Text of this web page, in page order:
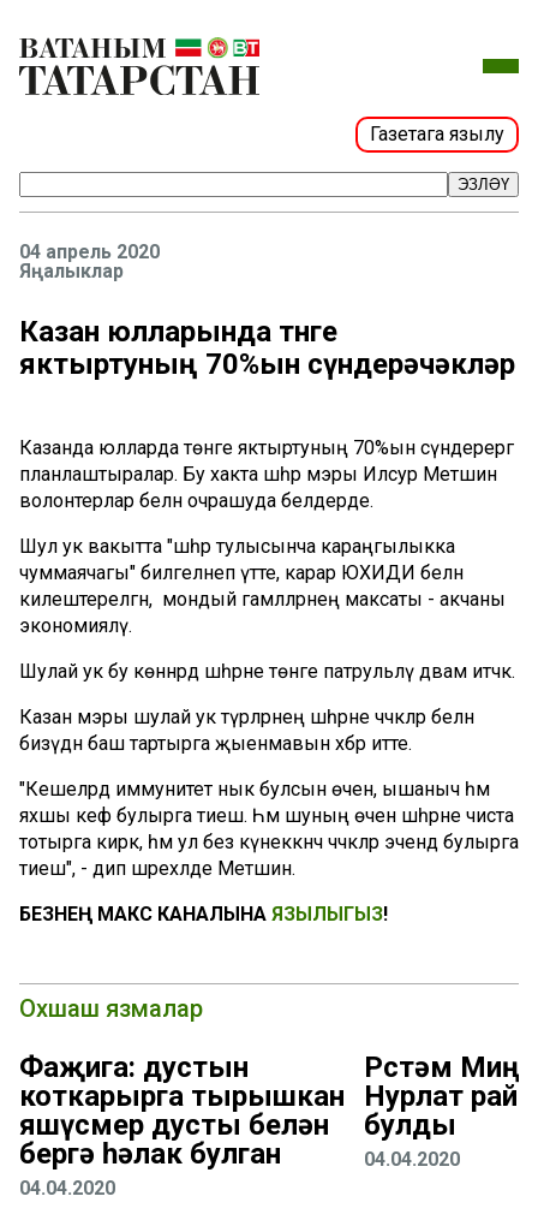
Газетага язылу
ЭЗЛӘҮ
04 апрель 2020
Яңалыклар
Казан юлларында төнге
яктыртуның 70%ын сүндерәчәкләр
Казанда юлларда төнге яктыртуның 70%ын сүндерергә
планлаштыралар. Бу хакта шәһәр мэры Илсур Метшин
волонтерлар белән очрашуда белдерде.
Шул ук вакытта "шәһәр тулысынча караңгылыкка
чуммаячагы" билгеләнеп үтте, карар ЮХИДИ белән
килештерелгән, ә мондый гамәлләрнең максаты - акчаны
экономияләү.
Шулай ук бу көннәрдә шәһәрне төнге патрульләү дәвам итәчәк.
Казан мэры шулай ук түрәләрнең шәһәрне чәчәкләр белән
бизәүдән баш тартырга җыенмавын хәбәр итте.
"Кешеләрдә иммунитет нык булсын өчен, ышаныч һәм
яхшы кәеф булырга тиеш. Һәм шуның өчен шәһәрне чиста
тотырга кирәк, һәм ул без күнеккәнчә чәчәкләр эчендә булырга
тиеш", - дип шәрехләде Метшин.
БЕЗНЕҢ МАКС КАНАЛЫНА ЯЗЫЛЫГЫЗ!
Охшаш язмалар
Фаҗига: дустын
коткарырга тырышкан
яшүсмер дусты белән
бергә һәлак булган
04.04.2020
Рөстәм
Нурлат
булды
04.04.2020